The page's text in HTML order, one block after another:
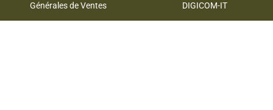
Générales de Ventes
DIGICOM-IT